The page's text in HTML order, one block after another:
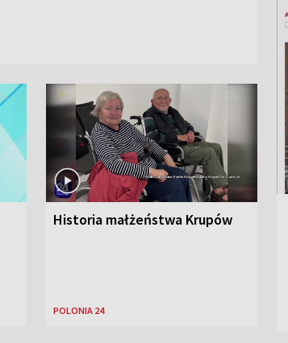
Historia małżeństwa Krupów
POLONIA 24